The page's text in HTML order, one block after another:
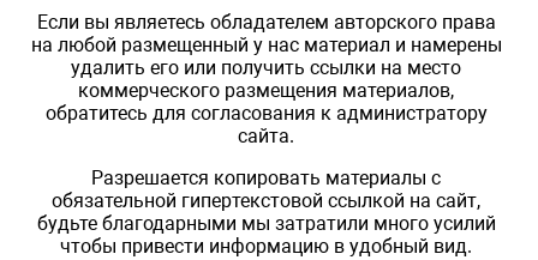
Если вы являетесь обладателем авторского права
на любой размещенный у нас материал и намерены
удалить его или получить ссылки на место
коммерческого размещения материалов,
обратитесь для согласования к администратору
сайта.
Разрешается копировать материалы с
обязательной гипертекстовой ссылкой на сайт,
будьте благодарными мы затратили много усилий
чтобы привести информацию в удобный вид.